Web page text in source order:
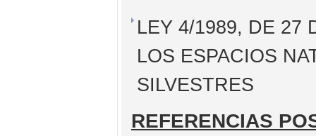
LEY 4/1989, DE 27
LOS ESPACIOS
SILVESTRES
REFERENCIAS